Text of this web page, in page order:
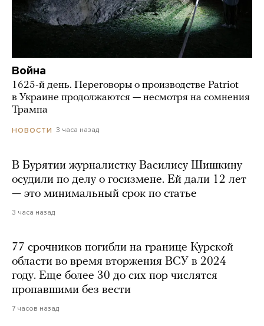
Война
1625-й день. Переговоры о производстве Patriot
в Украине продолжаются — несмотря на сомнения
Трампа
НОВОСТИ 3 часа назад
В Бурятии журналистку Василису Шишкину
осудили по делу о госизмене. Ей дали 12 лет
— это минимальный срок по статье
3 часа назад
77 срочников погибли на границе Курской
области во время вторжения ВСУ в 2024
году. Еще более 30 до сих пор числятся
пропавшими без вести
7 часов назад